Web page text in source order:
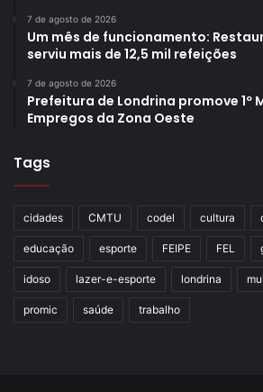
7 de agosto de 2026
Um mês de funcionamento:
serviu mais de 12,5 mil refeições
7 de agosto de 2026
Prefeitura de Londrina promove 1º
Empregos da Zona Oeste
Tags
cidades CMTU codel cultura
educação esporte FEIPE FEL
idoso lazer-e-esporte londrina
promic saúde trabalho